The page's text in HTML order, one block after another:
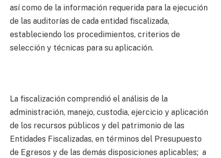
así como de la información requerida para la ejecución
de las auditorías de cada entidad fiscalizada,
estableciendo los procedimientos, criterios de
selección y técnicas para su aplicación.
La fiscalización comprendió el análisis de la
administración, manejo, custodia, ejercicio y aplicación
de los recursos públicos y del patrimonio de las
Entidades Fiscalizadas, en términos del Presupuesto
de Egresos y de las demás disposiciones aplicables; a